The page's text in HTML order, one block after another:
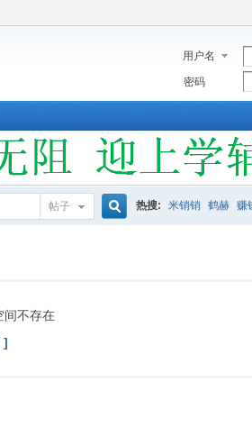
用户名
密码
帖子 热搜: 米销销 鹤赫 赚
间不存在
]